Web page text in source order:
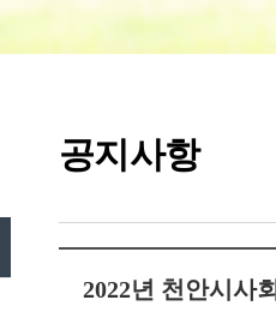
공지사항
2022년 천안시사